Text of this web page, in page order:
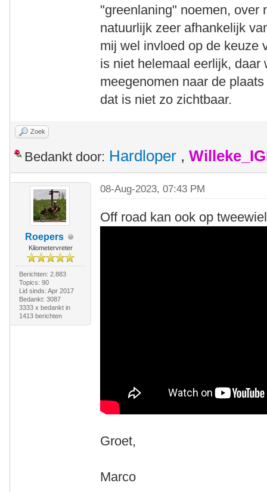
"greenlaning" noemen, over
natuurlijk zeer afhankelijk
mij wel invloed op de keuze
is niet helemaal eerlijk, daar
meegenomen naar de
dat is niet zo zichtbaar.
Zoek
Bedankt door: Hardloper ,
Roepers
Kilometervreter
Berichten: 2.883
Topics: 90
Lid sinds: Apr 2017
Bedankt: 3087
3333 x bedankt in
1413 berichten
08-Aug-2023, 07:43 PM
Off road kan ook op
Groet,
Marco